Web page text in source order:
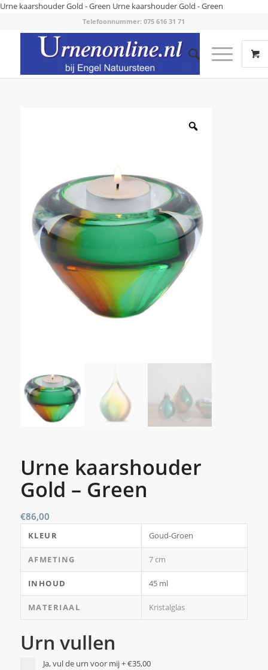
Urne kaarshouder Gold - Green Urne kaarshouder Gold - Green
Telefoonnummer: 075 616 31 71
Urne kaarshouder
Gold – Green
€86,00
KLEUR Goud-Groen
AFMETING 7 cm
INHOUD 45 ml
MATERIAAL Kristalglas
Urn vullen
Ja, vul de urn voor mij+€35,00